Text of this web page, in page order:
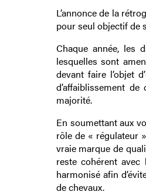
L’annonce de la
pour seul objectif de
Chaque année, les
lesquelles sont
devant faire l’objet
d’affaiblissement
majorité.
En soumettant aux
rôle de « régulateur
vraie marque de
reste cohérent
harmonisé afin
de chevaux.